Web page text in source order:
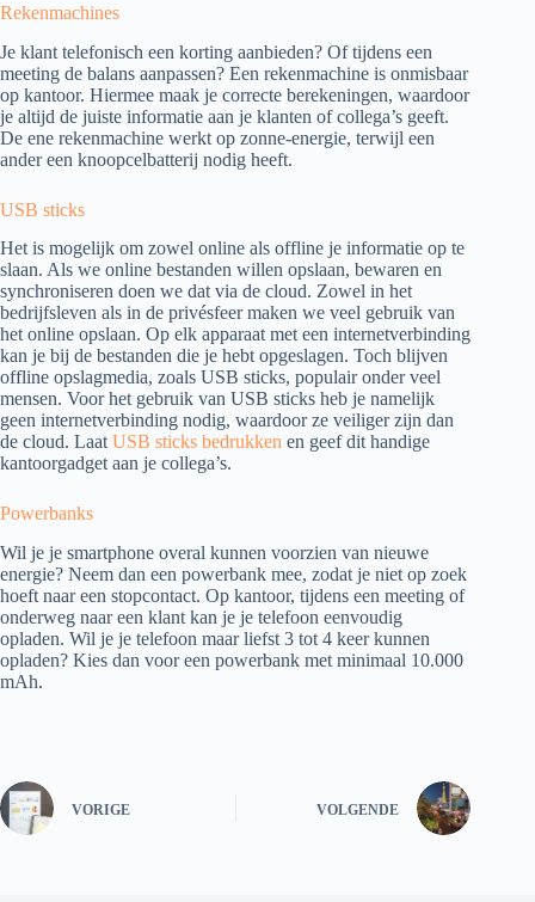
Rekenmachines
Je klant telefonisch een korting aanbieden? Of tijdens een
meeting de balans aanpassen? Een rekenmachine is onmisbaar
op kantoor. Hiermee maak je correcte berekeningen, waardoor
je altijd de juiste informatie aan je klanten of collega’s geeft.
De ene rekenmachine werkt op zonne-energie, terwijl een
ander een knoopcelbatterij nodig heeft.
USB sticks
Het is mogelijk om zowel online als offline je informatie op te
slaan. Als we online bestanden willen opslaan, bewaren en
synchroniseren doen we dat via de cloud. Zowel in het
bedrijfsleven als in de privésfeer maken we veel gebruik van
het online opslaan. Op elk apparaat met een internetverbinding
kan je bij de bestanden die je hebt opgeslagen. Toch blijven
offline opslagmedia, zoals USB sticks, populair onder veel
mensen. Voor het gebruik van USB sticks heb je namelijk
geen internetverbinding nodig, waardoor ze veiliger zijn dan
de cloud. LaatUSB sticks bedrukken en geef dit handige
kantoorgadget aan je collega’s.
Powerbanks
Wil je je smartphone overal kunnen voorzien van nieuwe
energie? Neem dan een powerbank mee, zodat je niet op zoek
hoeft naar een stopcontact. Op kantoor, tijdens een meeting of
onderweg naar een klant kan je je telefoon eenvoudig
opladen. Wil je je telefoon maar liefst 3 tot 4 keer kunnen
opladen? Kies dan voor een powerbank met minimaal 10.000
mAh.
VORIGE VOLGENDE